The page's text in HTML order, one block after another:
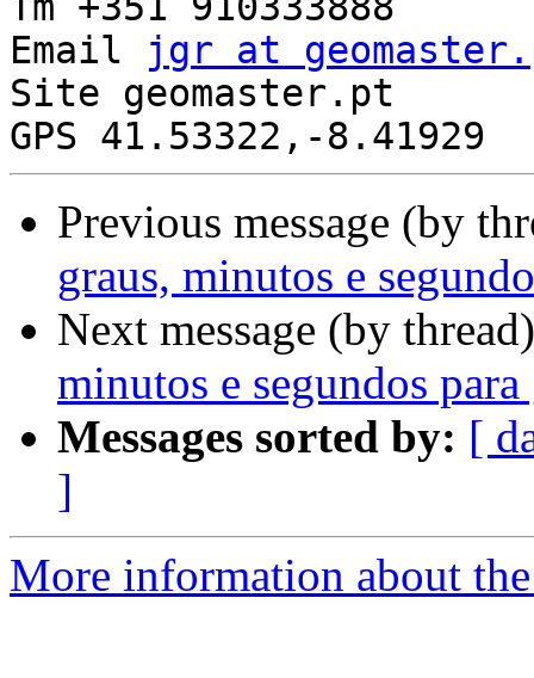
Email
jgr at
Site geomaster.pt
Previous message (by
graus, minutos e
Next message (by
minutos e segundos
Messages sorted by: [
]
More information about